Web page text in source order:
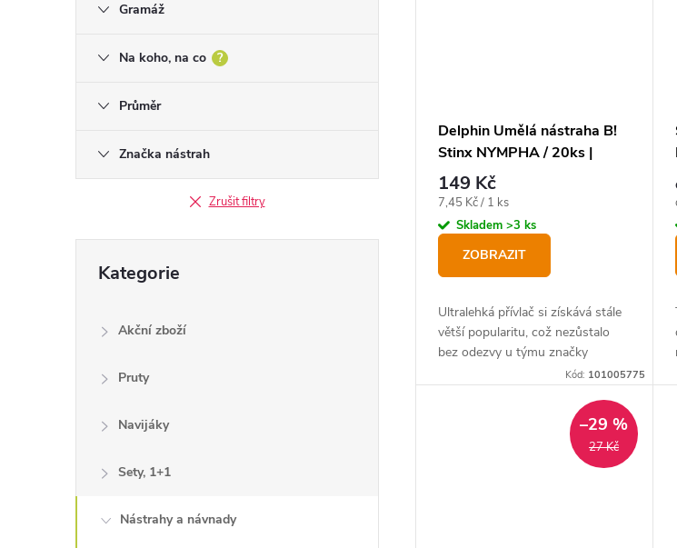
Gramáž
Na koho, na co ?
Průměr
Značka nástrah
Zrušit filtry
kategorie
Kategorie
Akční zboží
Pruty
Navijáky
Sety, 1+1
Nástrahy a návnady
Delphin Umělá nástraha B!
Stinx NYMPHA / 20ks |
2,5cm
149 Kč
Měrná
cena:
7,45 Kč / 1 ks
Skladem >3 ks
ZOBRAZIT
Ultralehká přívlač si získává stále
větší popularitu, což nezůstalo
bez odezvy u týmu značky
Delphin. Výsledkem je umělá
Kód: 101005775
27 Kč
–29 %